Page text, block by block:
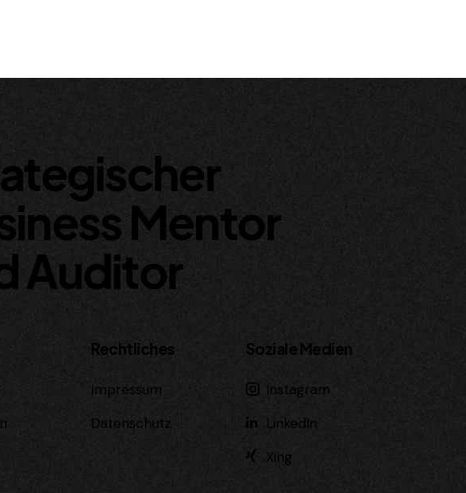
Mentor
Auditor
Rechtliches
Impressum
Datenschutz
Soziale Medien
Instagram
LinkedIn
Xing